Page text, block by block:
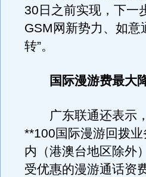
30日之前实现，下一
GSM网新势力、如意
转”。
国际漫游费最大
广东联通还表示，
**100国际漫游回拨
内（港澳台地区除外
受优惠的漫游通话资